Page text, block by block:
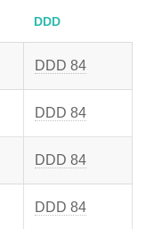
DDD
DDD 84
DDD 84
DDD 84
DDD 84